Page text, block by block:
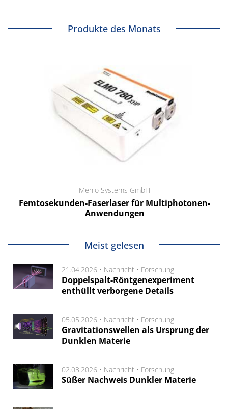
Produkte des Monats
Menlo Systems GmbH
Femtosekunden-Faserlaser für Multiphotonen-
Anwendungen
Meist gelesen
21.04.2026 • Nachricht • Forschung
Doppelspalt-Röntgenexperiment
enthüllt verborgene Details
05.05.2026 • Nachricht • Forschung
Gravitationswellen als Ursprung der
Dunklen Materie
02.03.2026 • Nachricht • Forschung
Süßer Nachweis Dunkler Materie